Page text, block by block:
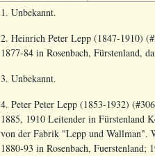
1. Unbekannt.
2. Heinrich Peter Lepp (1847-1910)
1877-84 in Rosenbach, Fürstenland,
3. Unbekannt.
4. Peter Peter Lepp (1853-1932)
1885, 1910 Leitender in Fürstenland
von der Fabrik "Lepp und Wallman".
1880-93 in Rosenbach, Fuerstenland;